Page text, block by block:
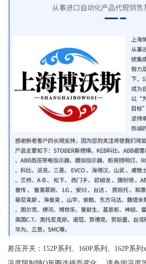
差压开关：152P系列、160P系列、162P系列x